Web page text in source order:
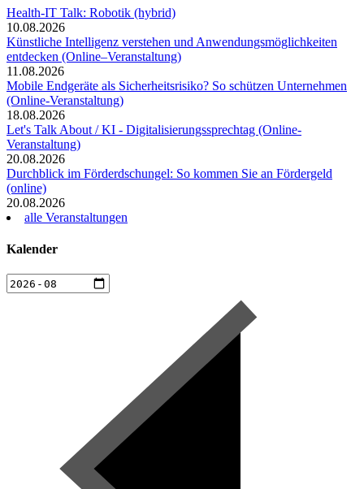
Health-IT Talk: Robotik (hybrid)
10.08.2026
Künstliche Intelligenz verstehen und Anwendungsmöglichkeiten
entdecken (Online–Veranstaltung)
11.08.2026
Mobile Endgeräte als Sicherheitsrisiko? So schützen Unternehmen
(Online-Veranstaltung)
18.08.2026
Let's Talk About / KI - Digitalisierungssprechtag (Online-
Veranstaltung)
20.08.2026
Durchblick im Förderdschungel: So kommen Sie an Fördergeld
(online)
20.08.2026
alle Veranstaltungen
Kalender